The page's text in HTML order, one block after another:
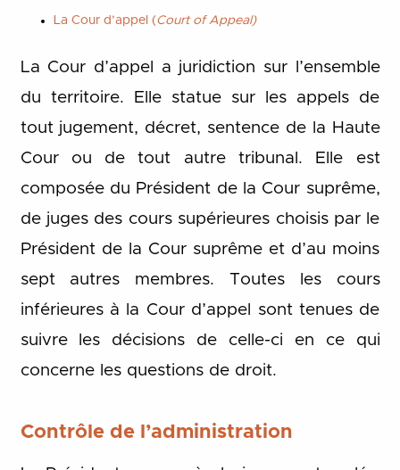
La Cour d’appel (Court of Appeal)
La Cour d’appel a juridiction sur l’ensemble
du territoire. Elle statue sur les appels de
tout jugement, décret, sentence de la Haute
Cour ou de tout autre tribunal. Elle est
composée du Président de la Cour suprême,
de juges des cours supérieures choisis par le
Président de la Cour suprême et d’au moins
sept autres membres. Toutes les cours
inférieures à la Cour d’appel sont tenues de
suivre les décisions de celle-ci en ce qui
concerne les questions de droit.
Contrôle de l’administration